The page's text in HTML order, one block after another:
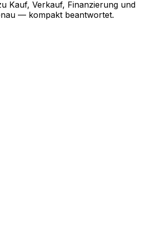
Kauf, Verkauf, Finanzierung und
— kompakt beantwortet.